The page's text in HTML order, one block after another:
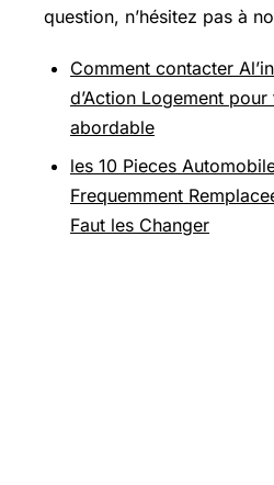
question, n’hésitez pas à
Comment contacter
d’Action Logement
abordable
les 10 Pieces
Frequemment
Faut les Changer